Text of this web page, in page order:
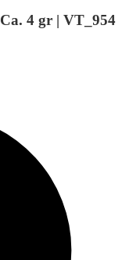
4 gr | VT_954